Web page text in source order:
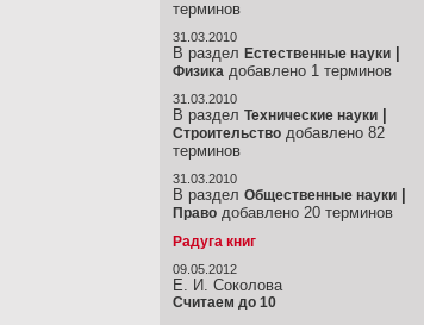
терминов
31.03.2010
В раздел Естественные науки
Физика добавлено 1 терминов
31.03.2010
В раздел Технические науки
Строительство добавлено 82
терминов
31.03.2010
В раздел Общественные науки
Право добавлено 20 терминов
Радуга книг
09.05.2012
Е. И. Соколова
Считаем до 10